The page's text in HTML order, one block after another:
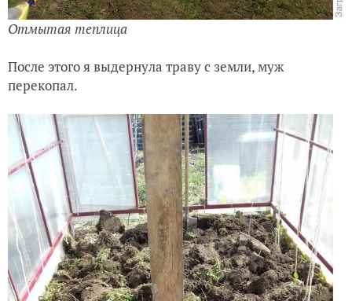
Отмытая теплица
После этого я выдернула траву с земли, муж
перекопал.